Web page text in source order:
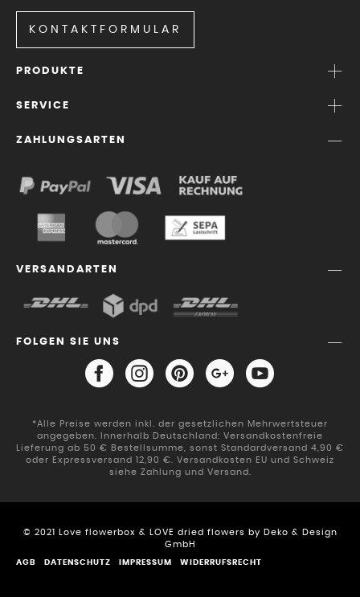
KONTAKTFORMULAR
PRODUKTE
SERVICE
ZAHLUNGSARTEN
VERSANDARTEN
FOLGEN SIE UNS
*Alle Preise werden inkl. der gesetzlichen Mehrwertsteuer
angegeben. Innerhalb Deutschland: Versandkostenfreie
Lieferung ab 50 € Bestellsumme, sonst Standardversand 4,90 €
oder Expressversand 12,90 €. Versandkosten EU und Schweiz
siehe Zahlung und Versand.
© 2021 Love flowerbox & LOVE dried flowers by Deko & Design
GmbH
AGB DATENSCHUTZ IMPRESSUM WIDERRUFSRECHT